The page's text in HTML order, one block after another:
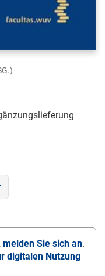
melden Sie sich an.
digitalen Nutzung